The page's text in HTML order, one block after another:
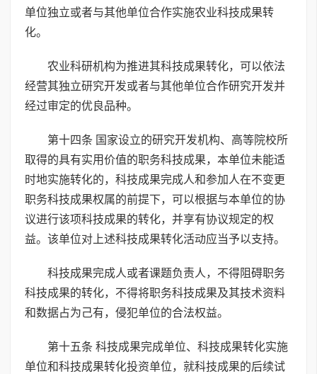
单位独立或者与其他单位合作实施农业科技成果转
化。
农业科研机构为推进其科技成果转化，可以依法
经营其独立研究开发或者与其他单位合作研究开发并
经过审定的优良品种。
第十四条 国家设立的研究开发机构、高等院校所
取得的具有实用价值的职务科技成果，本单位未能适
时地实施转化的，科技成果完成人和参加人在不变更
职务科技成果权属的前提下，可以根据与本单位的协
议进行该项科技成果的转化，并享有协议规定的权
益。该单位对上述科技成果转化活动应当予以支持。
科技成果完成人或者课题负责人，不得阻碍职务
科技成果的转化，不得将职务科技成果及其技术资料
和数据占为己有，侵犯单位的合法权益。
第十五条 科技成果完成单位、科技成果转化实施
单位和科技成果转化投资单位，就科技成果的后续试